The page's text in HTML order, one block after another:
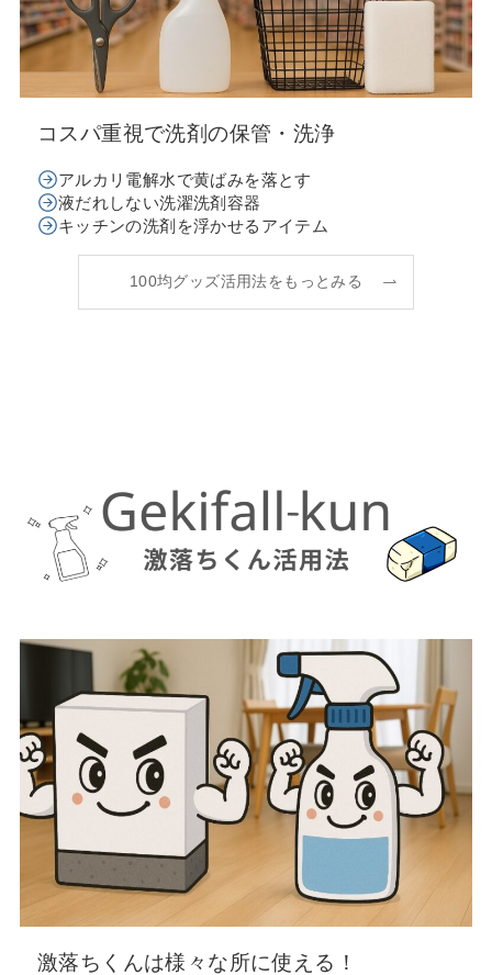
コスパ重視で洗剤の保管・洗浄
アルカリ電解水で黄ばみを落とす
液だれしない洗濯洗剤容器
キッチンの洗剤を浮かせるアイテム
100均グッズ活用法をもっとみる
激落ちくんは様々な所に使える！